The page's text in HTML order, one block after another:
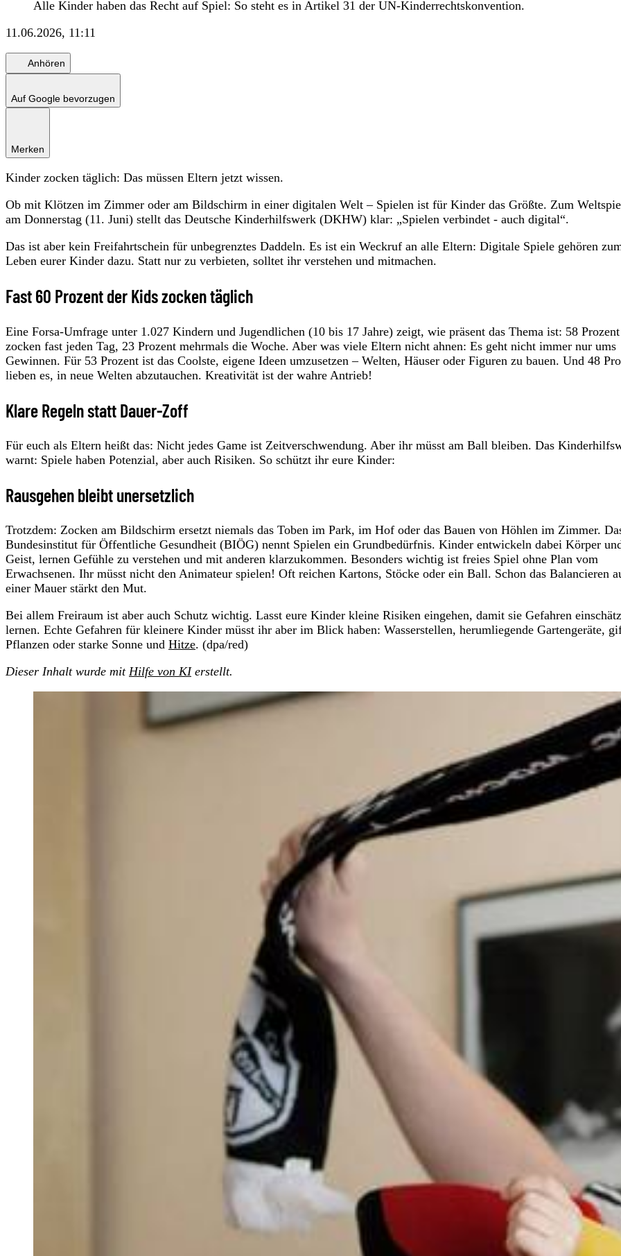
Alle Kinder haben das Recht auf Spiel: So steht es in Artikel 31 der UN-Kinderrechtskonvention.
11.06.2026, 11:11
Anhören
Auf Google bevorzugen
Merken
Kinder zocken täglich: Das müssen Eltern jetzt wissen.
Ob mit Klötzen im Zimmer oder am Bildschirm in einer digitalen Welt – Spielen ist für Kinder das Größte. Zum
am Donnerstag (11. Juni) stellt das Deutsche Kinderhilfswerk (DKHW) klar: „Spielen verbindet - auch digital“.
Das ist aber kein Freifahrtschein für unbegrenztes Daddeln. Es ist ein Weckruf an alle Eltern: Digitale Spiele gehören
Leben eurer Kinder dazu. Statt nur zu verbieten, solltet ihr verstehen und mitmachen.
Fast 60 Prozent der Kids zocken täglich
Eine Forsa-Umfrage unter 1.027 Kindern und Jugendlichen (10 bis 17 Jahre) zeigt, wie präsent das Thema ist: 58 Prozent
zocken fast jeden Tag, 23 Prozent mehrmals die Woche. Aber was viele Eltern nicht ahnen: Es geht nicht immer nur ums
Gewinnen. Für 53 Prozent ist das Coolste, eigene Ideen umzusetzen – Welten, Häuser oder Figuren zu bauen. Und 48
lieben es, in neue Welten abzutauchen. Kreativität ist der wahre Antrieb!
Klare Regeln statt Dauer-Zoff
Für euch als Eltern heißt das: Nicht jedes Game ist Zeitverschwendung. Aber ihr müsst am Ball bleiben. Das
warnt: Spiele haben Potenzial, aber auch Risiken. So schützt ihr eure Kinder:
Rausgehen bleibt unersetzlich
Trotzdem: Zocken am Bildschirm ersetzt niemals das Toben im Park, im Hof oder das Bauen von Höhlen im Zimmer.
Bundesinstitut für Öffentliche Gesundheit (BIÖG) nennt Spielen ein Grundbedürfnis. Kinder entwickeln dabei Körper
Geist, lernen Gefühle zu verstehen und mit anderen klarzukommen. Besonders wichtig ist freies Spiel ohne Plan vom
Erwachsenen. Ihr müsst nicht den Animateur spielen! Oft reichen Kartons, Stöcke oder ein Ball. Schon das Balancieren
einer Mauer stärkt den Mut.
Bei allem Freiraum ist aber auch Schutz wichtig. Lasst eure Kinder kleine Risiken eingehen, damit sie Gefahren
lernen. Echte Gefahren für kleinere Kinder müsst ihr aber im Blick haben: Wasserstellen, herumliegende Gartengeräte,
Pflanzen oder starke Sonne und Hitze. (dpa/red)
Dieser Inhalt wurde mit Hilfe von KIerstellt.